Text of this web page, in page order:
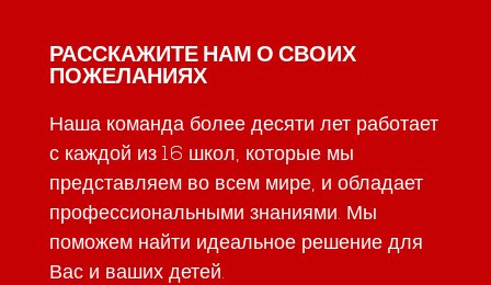
РАССКАЖИТЕ НАМ О СВОИХ
ПОЖЕЛАНИЯХ
Наша команда более десяти лет работает
с каждой из 16 школ, которые мы
представляем во всем мире, и обладает
профессиональными знаниями. Мы
поможем найти идеальное решение для
Вас и ваших детей.